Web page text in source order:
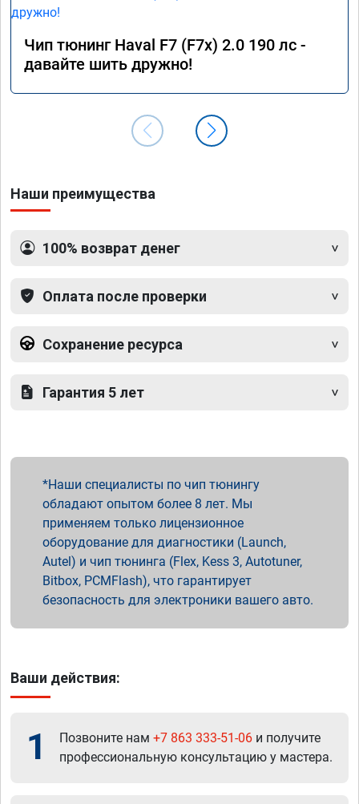
Чип тюнинг Haval F7 (F7x) 2.0 190 лс -
давайте шить дружно!
Наши преимущества
100% возврат денег
Оплата после проверки
Сохранение ресурса
Гарантия 5 лет
Наши специалисты по чип тюнингу
обладают опытом более 8 лет. Мы
применяем только лицензионное
оборудование для диагностики (Launch,
Autel) и чип тюнинга (Flex, Kess 3, Autotuner,
Bitbox, PCMFlash), что гарантирует
безопасность для электроники вашего авто.
Ваши действия:
1 Позвоните нам +7 863 333-51-06 и получите
профессиональную консультацию у мастера.